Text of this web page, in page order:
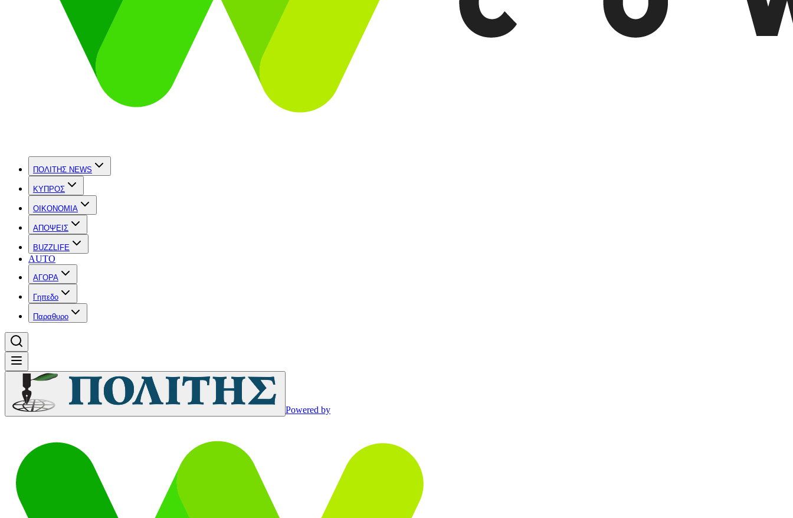
ΠΟΛΙΤΗΣ NEWS
ΚΥΠΡΟΣ
OIKONOMIA
ΑΠΟΨΕΙΣ
BUZZLIFE
AUTO
ΑΓΟΡΑ
Γηπεδο
Παραθυρο
Powered by